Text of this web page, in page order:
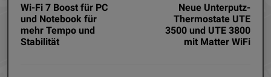
Wi-Fi 7 Boost für PC
und Notebook für
mehr Tempo und
Stabilität
Neue Unterputz-
Thermostate UTE
3500 und UTE 3800
mit Matter WiFi